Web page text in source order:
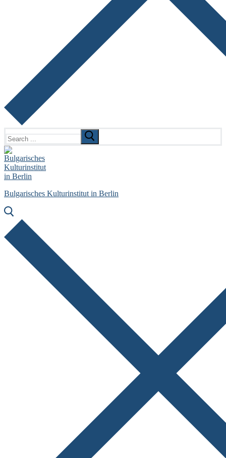
for:
Bulgarisches Kulturinstitut in Berlin